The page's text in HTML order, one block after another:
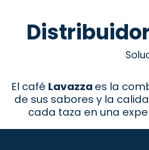
El café Lavazza es la
de sus sabores y la
cada taza en una